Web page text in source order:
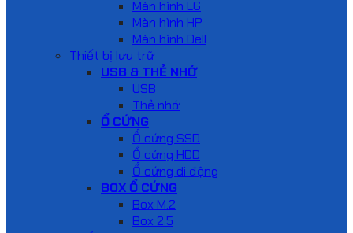
Màn hình LG
Màn hình HP
Màn hình Dell
Thiết bị lưu trữ
USB & THẺ NHỚ
USB
Thẻ nhớ
Ổ CỨNG
Ổ cứng SSD
Ổ cứng HDD
Ổ cứng di động
BOX Ổ CỨNG
Box M.2
Box 2.5